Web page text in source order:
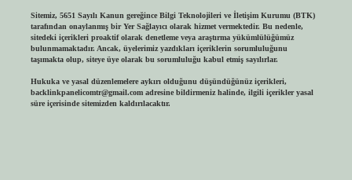
Sitemiz, 5651 Sayılı Kanun gereğince Bilgi Teknolojileri ve İletişim Kurumu (BTK)
tarafından onaylanmış bir Yer Sağlayıcı olarak hizmet vermektedir. Bu nedenle,
sitedeki içerikleri proaktif olarak denetleme veya araştırma yükümlülüğümüz
bulunmamaktadır. Ancak, üyelerimiz yazdıkları içeriklerin sorumluluğunu
taşımakta olup, siteye üye olarak bu sorumluluğu kabul etmiş sayılırlar.
Hukuka ve yasal düzenlemelere aykırı olduğunu düşündüğünüz içerikleri,
backlinkpanelicomtr@gmail.comadresine bildirmeniz halinde, ilgili içerikler yasal
süre içerisinde sitemizden kaldırılacaktır.